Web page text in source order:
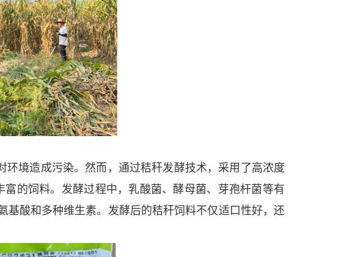
境造成污染。然而，通过秸秆发酵技术，采用了高浓度
的饲料。发酵过程中，乳酸菌、酵母菌、芽孢杆菌等有
酸和多种维生素。发酵后的秸秆饲料不仅适口性好，还